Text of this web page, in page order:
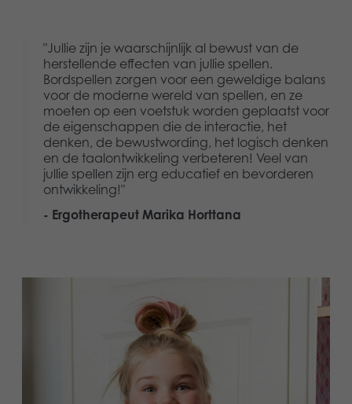
"Jullie zijn je waarschijnlijk al bewust van de
herstellende effecten van jullie spellen.
Bordspellen zorgen voor een geweldige balans
voor de moderne wereld van spellen, en ze
moeten op een voetstuk worden geplaatst voor
de eigenschappen die de interactie, het
denken, de bewustwording, het logisch denken
en de taalontwikkeling verbeteren! Veel van
jullie spellen zijn erg educatief en bevorderen
ontwikkeling!"
- Ergotherapeut Marika Horttana